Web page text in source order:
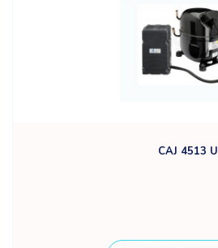
CAJ 4513 U